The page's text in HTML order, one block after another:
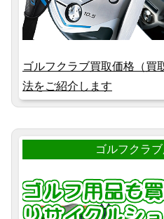
ゴルフクラブ買取価格（買
法をご紹介します
ゴルフクラ